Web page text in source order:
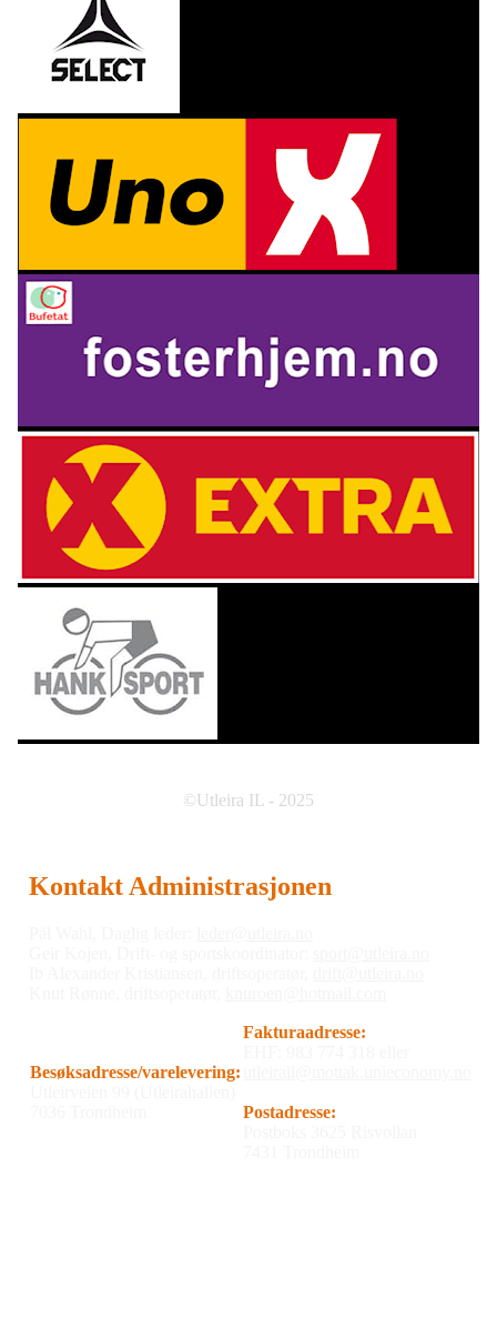
©Utleira IL - 2025
Kontakt Administrasjonen
Besøksadresse/varelevering:
Fakturaadresse:
Postadresse: